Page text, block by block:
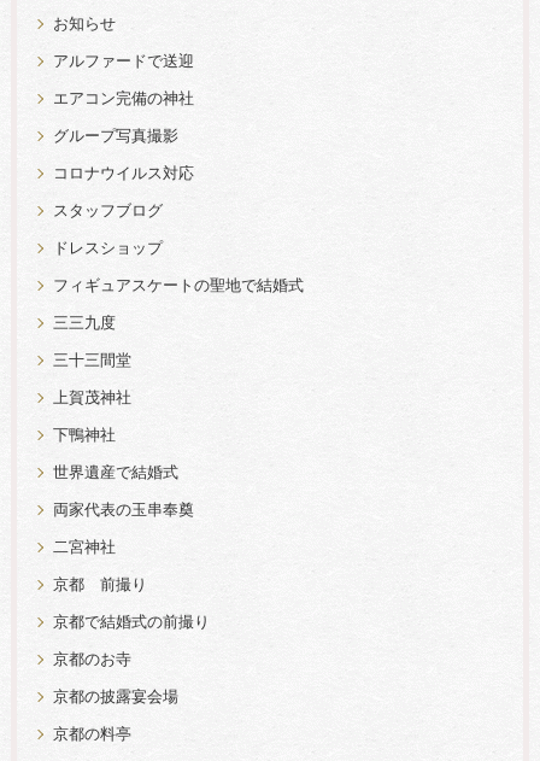
お知らせ
アルファードで送迎
エアコン完備の神社
グループ写真撮影
コロナウイルス対応
スタッフブログ
ドレスショップ
フィギュアスケートの聖地で結婚式
三三九度
三十三間堂
上賀茂神社
下鴨神社
世界遺産で結婚式
両家代表の玉串奉奠
二宮神社
京都 前撮り
京都で結婚式の前撮り
京都のお寺
京都の披露宴会場
京都の料亭